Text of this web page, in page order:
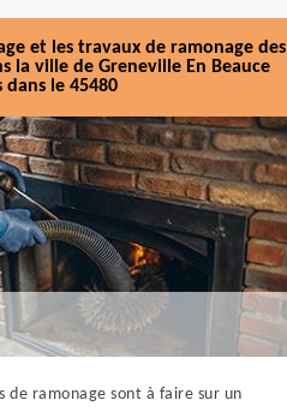
et les travaux de ramonage des
la ville de Greneville En Beauce
dans le 45480
de ramonage sont à faire sur un